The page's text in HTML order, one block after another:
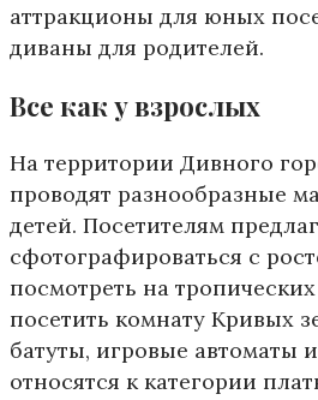
аттракционы для юных
диваны для родителей.
Все как у взрослых
На территории Дивного
проводят разнообразные
детей. Посетителям
сфотографироваться с
посмотреть на
посетить комнату Кривых
батуты, игровые автоматы
относятся к категории